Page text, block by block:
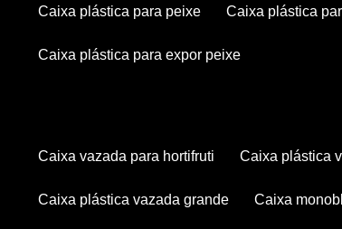
caixa plástica para peixe caixa plástica
caixa plástica para expor peixe
caixa vazada para hortifruti caixa plástica
caixa plástica vazada grande caixa